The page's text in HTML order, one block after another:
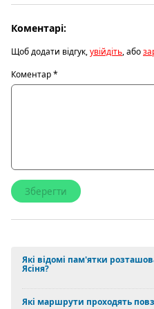
Коментарі:
Щоб додати відгук,увійдіть, або
Коментар*
Які відомі пам'ятки
Ясіня?
Які маршрути проходять